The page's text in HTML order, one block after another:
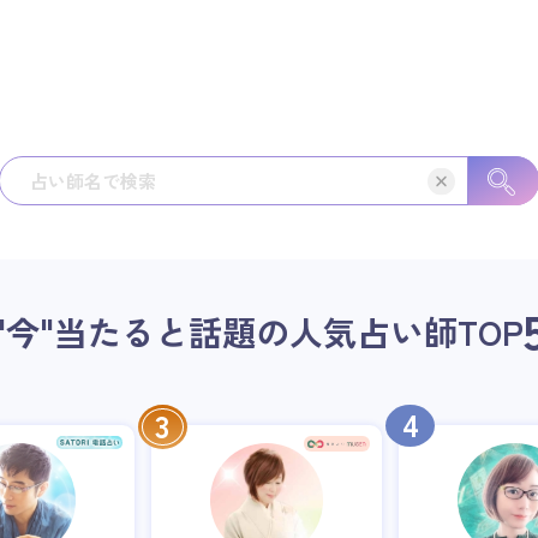
"当たると話題の人気占い師TOP
3 4